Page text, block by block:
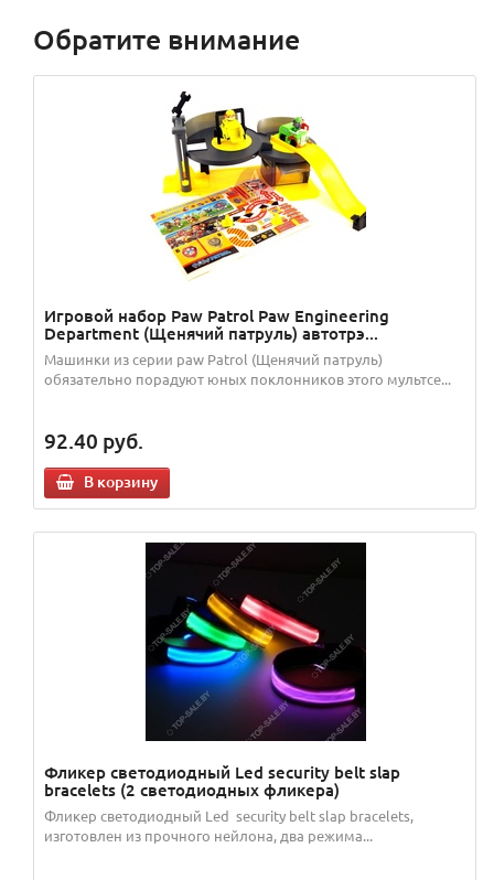
Обратите внимание
Игровой набор Paw Patrol Paw Engineering
Department (Щенячий патруль) автотрэ...
Машинки из серии paw Patrol (Щенячий патруль)
обязательно порадуют юных поклонников этого мультсе...
92.40 руб.
В корзину
Фликер светодиодный Led security belt slap
bracelets (2 светодиодных фликера)
Фликер светодиодный Led security belt slap bracelets,
изготовлен из прочного нейлона, два режима...